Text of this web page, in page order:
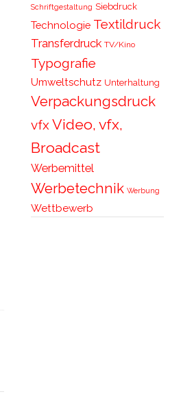
Schriftgestaltung Siebdruck
Technologie Textildruck
Transferdruck TV/Kino
Typografie
Umweltschutz Unterhaltung
Verpackungsdruck
vfxVideo, vfx,
Broadcast
Werbemittel
Werbetechnik Werbung
Wettbewerb